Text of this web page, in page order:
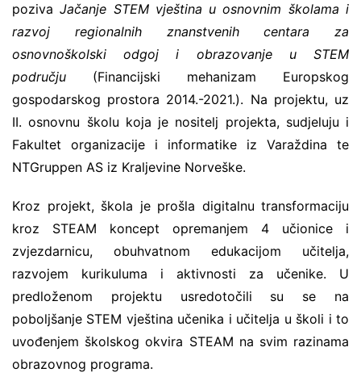
pozivaJačanje STEM vještina u osnovnim školama i
razvoj regionalnih znanstvenih centara za
osnovnoškolski odgoj i obrazovanje u STEM
području (Financijski mehanizam Europskog
gospodarskog prostora 2014.-2021.). Na projektu, uz
II. osnovnu školu koja je nositelj projekta, sudjeluju i
Fakultet organizacije i informatike iz Varaždina te
NTGruppen AS iz Kraljevine Norveške.
Kroz projekt, škola je prošla digitalnu transformaciju
kroz STEAM koncept opremanjem 4 učionice i
zvjezdarnicu, obuhvatnom edukacijom učitelja,
razvojem kurikuluma i aktivnosti za učenike. U
predloženom projektu usredotočili su se na
poboljšanje STEM vještina učenika i učitelja u školi i to
uvođenjem školskog okvira STEAM na svim razinama
obrazovnog programa.